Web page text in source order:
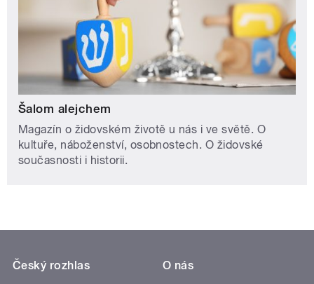
Šalom alejchem
Magazín o židovském životě u nás i ve světě. O
kultuře, náboženství, osobnostech. O židovské
současnosti i historii.
Český rozhlas
O nás